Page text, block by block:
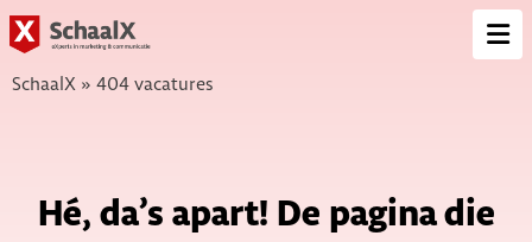
SchaalX » 404 vacatures
Hé, da’s apart! De pagina die